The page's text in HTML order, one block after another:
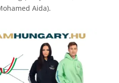
Aida).